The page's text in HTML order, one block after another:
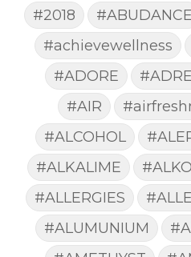
#2018 #ABUDANCE
#achievewellness
#ADORE
#AIR
#ALCOHOL
#ALKALIME
#ALLERGIES
#ALUMUNIUM